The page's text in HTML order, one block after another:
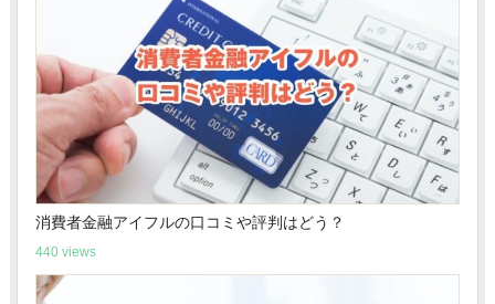
消費者金融アイフルの口コミや評判はどう？
440 views